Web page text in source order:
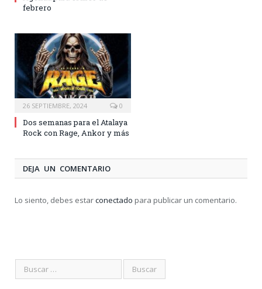
febrero
26 SEPTIEMBRE, 2024 0
Dos semanas para el Atalaya
Rock con Rage, Ankor y más
DEJA UN COMENTARIO
Lo siento, debes estarconectado para publicar un comentario.